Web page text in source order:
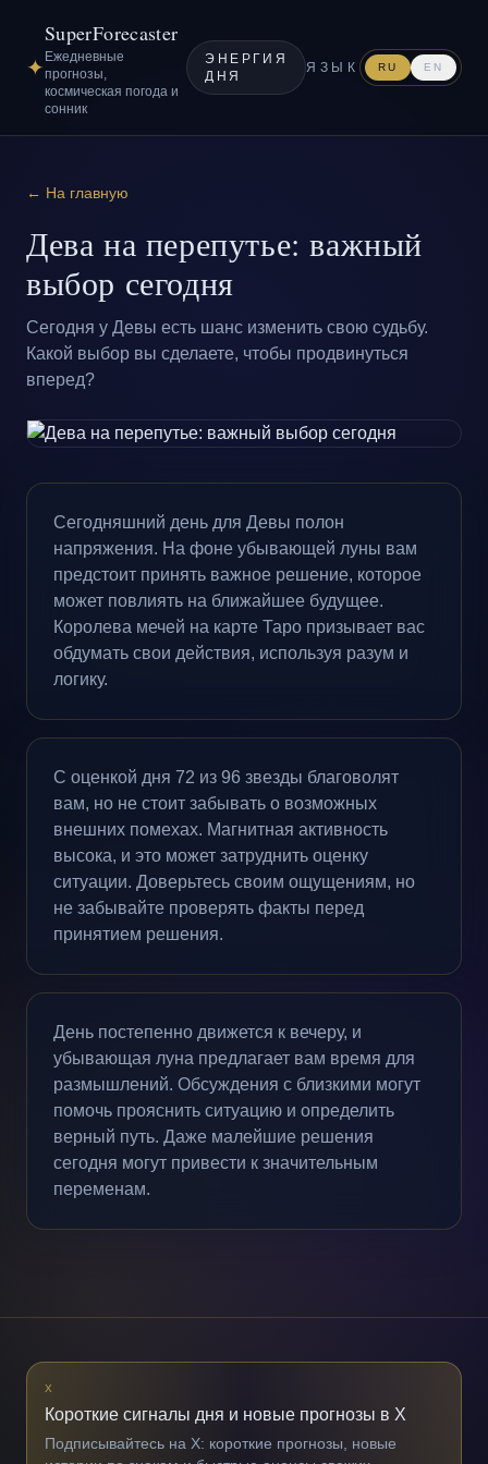
✦
SuperForecaster
Ежедневные
прогнозы,
космическая погода и
сонник
ЭНЕРГИЯ
ДНЯ
ЯЗЫК RU EN
← На главную
Дева на перепутье: важный
выбор сегодня
Сегодня у Девы есть шанс изменить свою судьбу.
Какой выбор вы сделаете, чтобы продвинуться
вперед?
Сегодняшний день для Девы полон
напряжения. На фоне убывающей луны вам
предстоит принять важное решение, которое
может повлиять на ближайшее будущее.
Королева мечей на карте Таро призывает вас
обдумать свои действия, используя разум и
логику.
С оценкой дня 72 из 96 звезды благоволят
вам, но не стоит забывать о возможных
внешних помехах. Магнитная активность
высока, и это может затруднить оценку
ситуации. Доверьтесь своим ощущениям, но
не забывайте проверять факты перед
принятием решения.
День постепенно движется к вечеру, и
убывающая луна предлагает вам время для
размышлений. Обсуждения с близкими могут
помочь прояснить ситуацию и определить
верный путь. Даже малейшие решения
сегодня могут привести к значительным
переменам.
X
Короткие сигналы дня и новые прогнозы в X
Подписывайтесь на X: короткие прогнозы, новые